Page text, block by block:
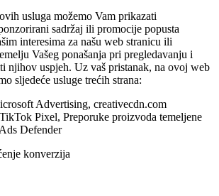
usluga možemo Vam prikazati
sadržaj ili promocije popusta
interesima za našu web stranicu ili
Vašeg ponašanja pri pregledavanju i
njihov uspjeh. Uz vaš pristanak, na ovoj web
sljedeće usluge trećih strana:
Advertising, creativecdn.com
Pixel, Preporuke proizvoda temeljene
Defender
konverzija